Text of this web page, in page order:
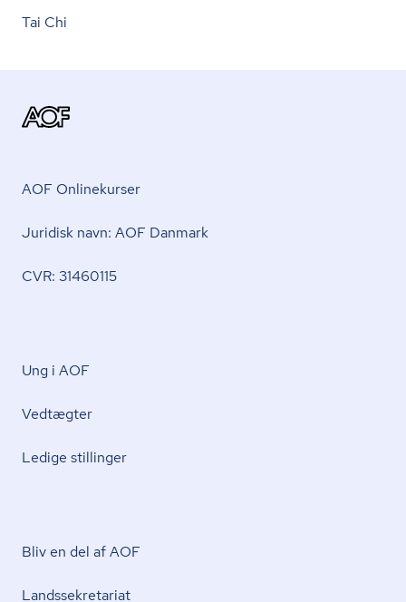
Tai Chi
AOF Onlinekurser
Juridisk navn: AOF Danmark
CVR: 31460115
Ung i AOF
Vedtægter
Ledige stillinger
Bliv en del af AOF
Lands­se­kre­ta­ri­at